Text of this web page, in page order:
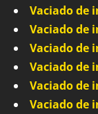
Vaciado de
Vaciado de
Vaciado de
Vaciado de
Vaciado de
Vaciado de